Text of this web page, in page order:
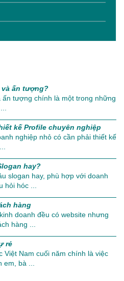
và ấn tượng?
tượng chính là một trong những
kế Profile chuyên nghiệp
nghiệp nhỏ có cần phải thiết kế
hay?
slogan hay, phù hợp với doanh
hỏi hóc ...
hàng
doanh đều có website nhưng
hàng ...
rẻ
Việt Nam cuối năm chính là việc
em, bà ...